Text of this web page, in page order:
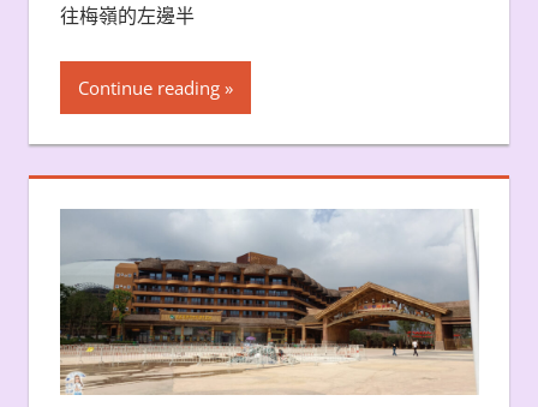
往梅嶺的左邊半
Continue reading